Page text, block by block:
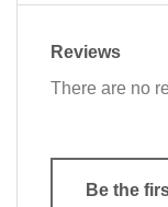
Reviews
There are no
Be the